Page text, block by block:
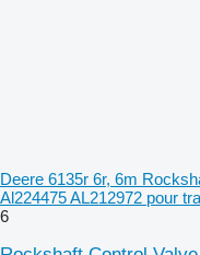
Deere 6135r 6r, 6m
Al224475 AL212972 pour
6